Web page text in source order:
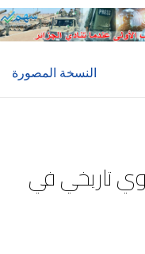
النسخة المصورة
تاريخي في